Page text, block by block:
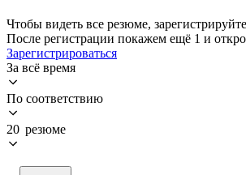
Чтобы видеть все резюме,
После регистрации покажем ещё 1 и
Зарегистрироваться
За всё время
По соответствию
20 резюме